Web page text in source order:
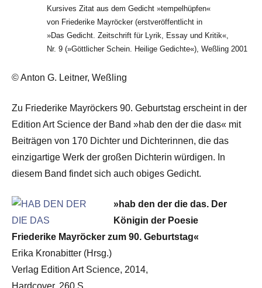
Kursives Zitat aus dem Gedicht »tempelhüpfen«
von Friederike Mayröcker (erstveröffentlicht in
»Das Gedicht. Zeitschrift für Lyrik, Essay und Kritik«,
Nr. 9 (»Göttlicher Schein. Heilige Gedichte«), Weßling 2001
© Anton G. Leitner, Weßling
Zu Friederike Mayröckers 90. Geburtstag erscheint in der
Edition Art Science der Band »hab den der die das« mit
Beiträgen von 170 Dichter und Dichterinnen, die das
einzigartige Werk der großen Dichterin würdigen. In
diesem Band findet sich auch obiges Gedicht.
»hab den der die das. Der
Königin der Poesie
Friederike Mayröcker zum 90. Geburtstag«
Erika Kronabitter (Hrsg.)
Verlag Edition Art Science, 2014,
Hardcover, 260 S.